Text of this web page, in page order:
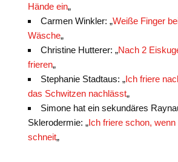
Hände ein„
Carmen Winkler: „Weiße Finger
Wäsche„
Christine Hutterer: „Nach 2
frieren„
Stephanie Stadtaus: „Ich friere
das Schwitzen nachlässt„
Simone hat ein sekundäres
Sklerodermie: „Ich friere schon,
schneit„